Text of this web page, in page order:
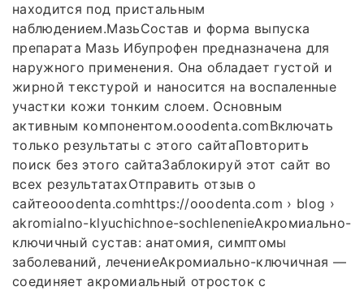
находится под пристальным
наблюдением.МазьСостав и форма выпуска
препарата Мазь Ибупрофен предназначена для
наружного применения. Она обладает густой и
жирной текстурой и наносится на воспаленные
участки кожи тонким слоем. Основным
активным компонентом.ooodenta.comВключать
только результаты с этого сайтаПовторить
поиск без этого сайтаЗаблокируй этот сайт во
всех результатахОтправить отзыв о
сайтеooodenta.comhttps://ooodenta.com › blog ›
akromialno-klyuchichnoe-sochlenenieАкромиально-
ключичный сустав: анатомия, симптомы
заболеваний, лечениеАкромиально-ключичная —
соединяет акромиальный отросток с